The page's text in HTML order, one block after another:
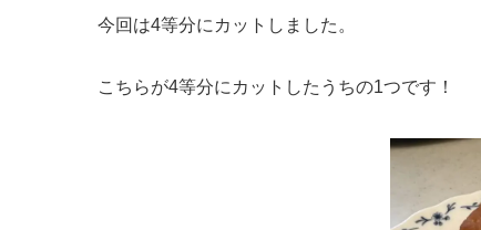
今回は4等分にカットしました。
こちらが4等分にカットしたうちの1つです！